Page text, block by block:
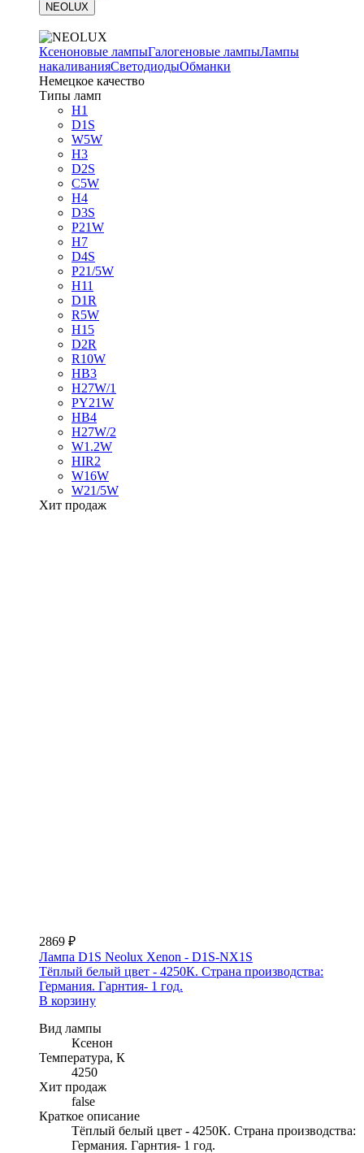
NEOLUX
Ксеноновые лампыГалогеновые лампыЛампы
накаливанияСветодиодыОбманки
Немецкое качество
Типы ламп
H1
D1S
W5W
H3
D2S
C5W
H4
D3S
P21W
H7
D4S
P21/5W
H11
D1R
R5W
H15
D2R
R10W
HB3
H27W/1
PY21W
HB4
H27W/2
W1.2W
HIR2
W16W
W21/5W
Хит продаж
2869 ₽
Лампа D1S Neolux Xenon - D1S-NX1S
Тёплый белый цвет - 4250К. Страна производства:
Германия. Гарнтия- 1 год.
В корзину
Вид лампы
Ксенон
Температура, К
4250
Хит продаж
false
Краткое описание
Тёплый белый цвет - 4250К. Страна производства:
Германия. Гарнтия- 1 год.